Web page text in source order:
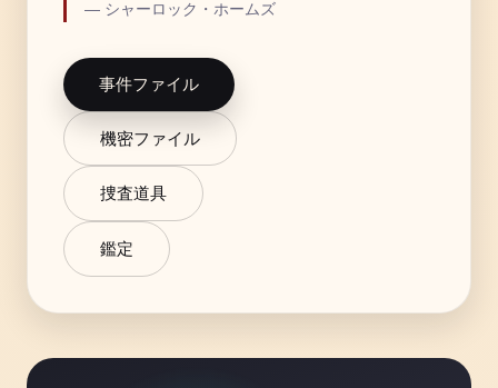
— シャーロック・ホームズ
事件ファイル
機密ファイル
捜査道具
鑑定